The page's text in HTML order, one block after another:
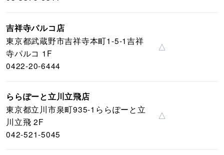
吉祥寺パルコ店
東京都武蔵野市吉祥寺本町1-5-1吉祥
寺パルコ 1F
0422-20-6444
△
ららぽーと立川立飛店
東京都立川市泉町935-1ららぽーと立
川立飛 2F
042-521-5045
△